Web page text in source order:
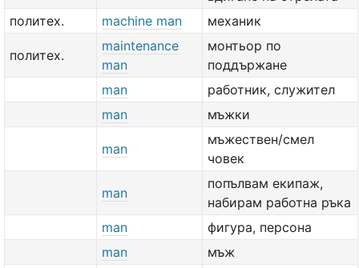
политех.
machine man механик
политех.
maintenance
man
монтьор по
поддържане
man
работник, служител
man
мъжки
man
мъжествен/смел
човек
man
попълвам екипаж,
набирам работна ръка
man
фигура, персона
man
мъж